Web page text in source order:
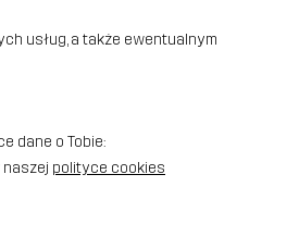
usług, a także ewentualnym
dane o Tobie:
naszej polityce cookies